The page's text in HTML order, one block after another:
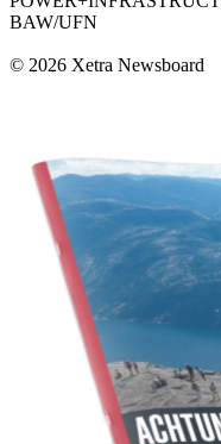
BAW/UFN
© 2026 Xetra Newsboard